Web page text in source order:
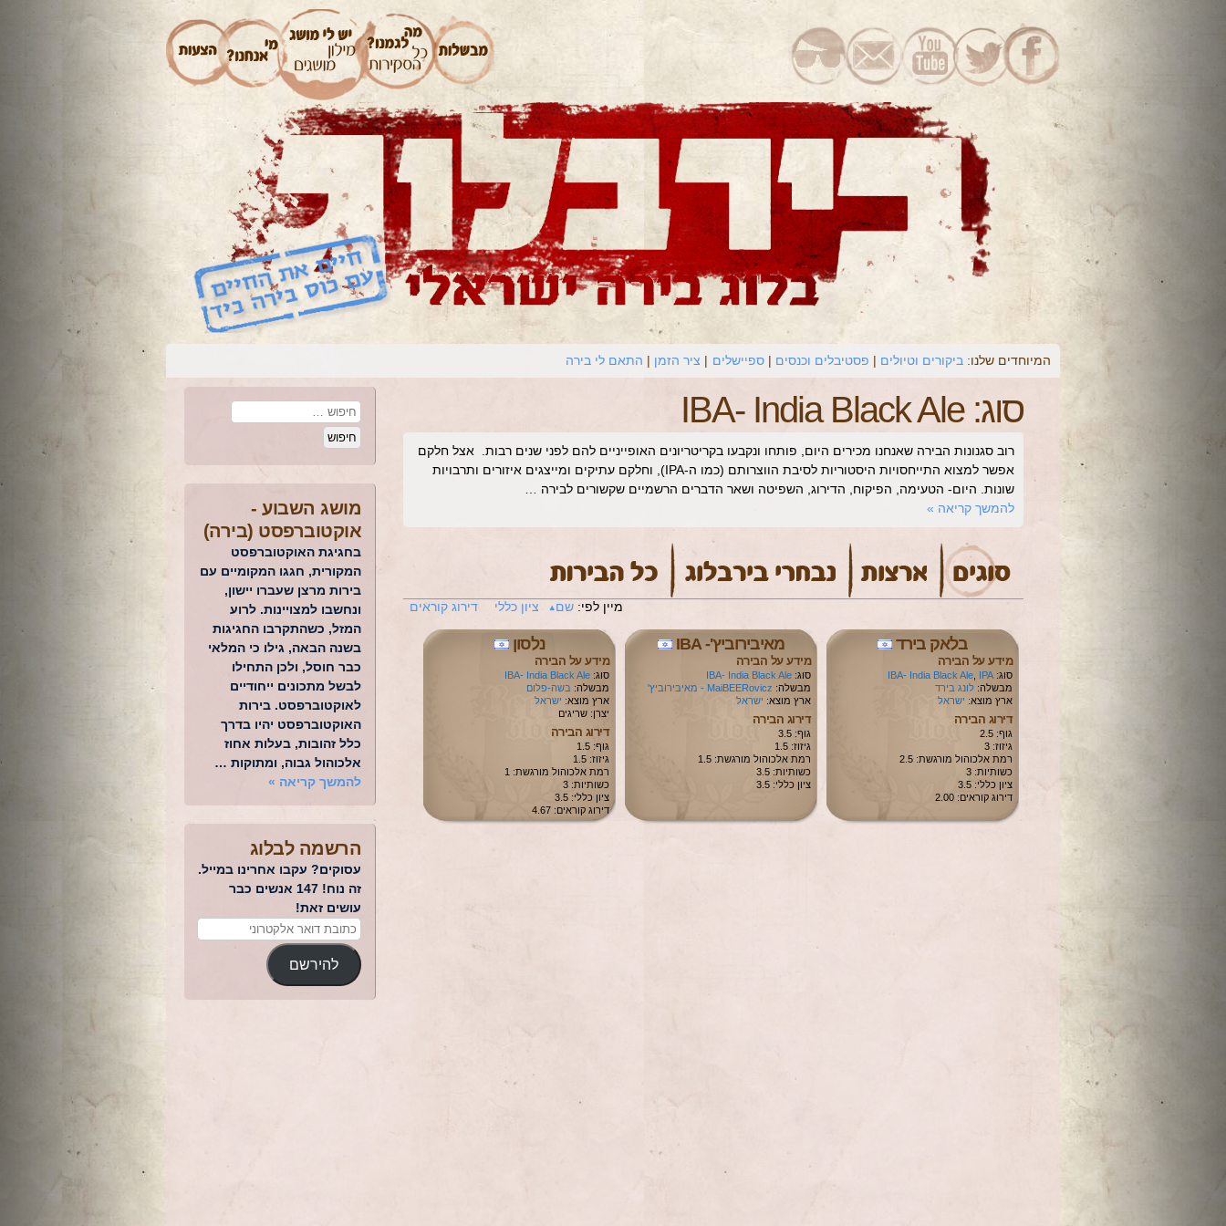
המיוחדים שלנו: ביקורים וטיולים פסטיבלים וכנסים ספיישלים ציר הזמן התאם לי בירה
סוג:IBA- India Black Ale
רוב סגנונות הבירה שאנחנו מכירים היום, פותחו ונקבעו בקריטריונים האופייניים להם לפני שנים רבות. אצל חלקם
אפשר למצוא התייחסויות היסטוריות לסיבת הווצרותם (כמו ה-IPA), וחלקם עתיקים ומייצגים איזורים ותרבויות
שונות. היום- הטעימה, הפיקוח, הדירוג, השפיטה ושאר הדברים הרשמיים שקשורים לבירה …
להמשך קריאה »
מיין לפי: שם ציון כללי דירוג קוראים
בלאק בירד
מידע על הבירה
סוג: IBA- India Black Ale IPA
מבשלה: לונג בירד
ארץ מוצא: ישראל
דירוג הבירה
גוף: 2.5
גיזוז: 3
רמת אלכוהול מורגשת: 2.5
כשותיות: 3
ציון כללי: 3.5
דירוג קוראים: 2.00
מאיבירוביץ'- IBA
מידע על הבירה
סוג: IBA- India Black Ale
מבשלה: MaiBEERovicz - מאיבירוביץ'
ארץ מוצא: ישראל
דירוג הבירה
גוף: 3.5
גיזוז: 1.5
רמת אלכוהול מורגשת: 1.5
כשותיות: 3.5
ציון כללי: 3.5
נלסון
מידע על הבירה
סוג: IBA- India Black Ale
מבשלה: בשה-פלום
ארץ מוצא: ישראל
יצרן: שריגים
דירוג הבירה
גוף: 1.5
גיזוז: 1.5
רמת אלכוהול מורגשת: 1
כשותיות: 3
ציון כללי: 3.5
דירוג קוראים: 4.67
מושג השבוע -
אוקטוברפסט (בירה)
בחגיגת האוקטוברפסט
המקורית, חגגו המקומיים עם
בירות מרצן שעברו יישון,
ונחשבו למצויינות. לרוע
המזל, כשהתקרבו החגיגות
בשנה הבאה, גילו כי המלאי
כבר חוסל, ולכן התחילו
לבשל מתכונים ייחודיים
לאוקטוברפסט. בירות
האוקטוברפסט יהיו בדרך
כלל זהובות, בעלות אחוז
אלכוהול גבוה, ומתוקות …
להמשך קריאה »
הרשמה לבלוג
עסוקים? עקבו אחרינו במייל.
זה נוח! 147 אנשים כבר
עושים זאת!
להירשם